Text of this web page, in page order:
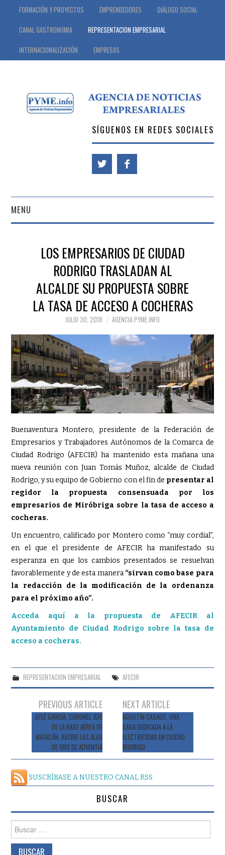
FORMACIÓN Y PROYECTOS EMPRENDEDORES DIÁLOGO SOCIAL
CANAL GASTRONOMIA REPRESENTACION EMPRESARIAL
INTERNACIONALIZACIÓN EMPRESAS
SÍGUENOS EN REDES SOCIALES
MENU
LOS EMPRESARIOS DE CIUDAD
RODRIGO TRASLADAN AL
ALCALDE SU PROPUESTA SOBRE
LA TASA DE ACCESO A COCHERAS
JULIO 30, 2018 AGENCIA PYME.INFO
Buenaventura Montero, presidente de la Federación de
Empresarios y Trabajadores Autónomos de la Comarca de
Ciudad Rodrigo (AFECIR) ha mantenido esta mañana una
nueva reunión con Juan Tomás Muñoz, alcalde de Ciudad
Rodrigo, y su equipo de Gobierno con el fin de presentar al
regidor la propuesta consensuada por los
empresarios de Miróbriga sobre la tasa de acceso a
cocheras.
Un encuentro, calificado por Montero como “muy cordial”,
en el que el presidente de AFECIR ha manifestado su
esperanza en que los cambios presentados se resuelvan
favorablemente y de esta manera “sirvan como base para
la redacción de la modificación de la ordenanza
para el próximo año”.
Acceda aquí a la propuesta de AFECIR al
Ayuntamiento de Ciudad Rodrigo sobre la tasa de
acceso a cocheras.
REPRESENTACION EMPRESARIAL AFECIR
Navegación
entradas
PREVIOUS ARTICLE
JOSÉ GARCÍA, CORONEL JEFE
DE LA BASE AÉREA DE
MATACÁN, RECIBE LAS ALAS
DE ORO DE ADVENTIA
NEXT ARTICLE
AGUSTÍN CASADO, UNA
SAGA DEDICADA A LA
ELECTRICIDAD EN CIUDAD
RODRIGO
SUSCRÍBASE A NUESTRO CANAL RSS
BUSCAR